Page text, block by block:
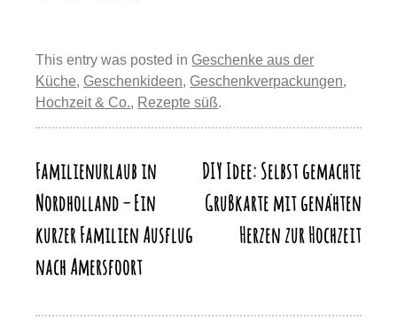
er
st
b
o
o
y
d
o
n
A
p
p
m
y
Li
n
k
n
This entry was posted in Geschenke aus der
Küche, Geschenkideen, Geschenkverpackungen,
Hochzeit & Co., Rezepte süß.
Beitragsnavigation
Familienurlaub in
Nordholland – Ein
kurzer Familien Ausflug
nach Amersfoort
DIY Idee: Selbst gemachte
Grußkarte mit genähten
Herzen zur Hochzeit